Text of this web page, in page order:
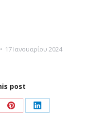
17 Ιανουαρίου 2024
post
Share Share